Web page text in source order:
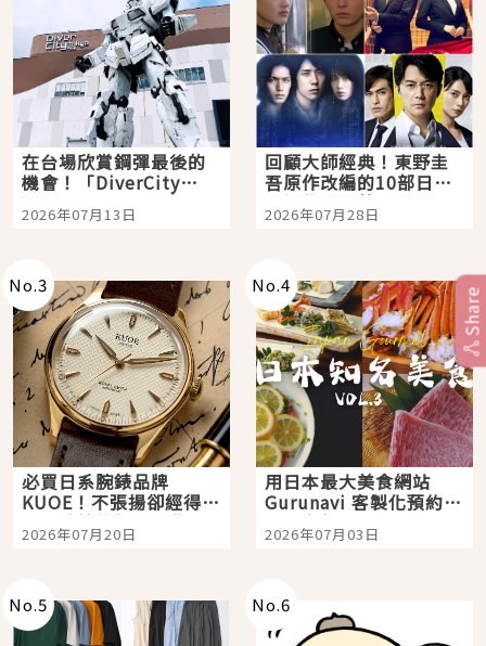
在台場欣賞鋼彈最後的
機會！「DiverCity
Tokyo Plaza」搭船、
購物、美食及夜景，一
2026年07月13日
回顧大師經典！東野圭
吾原作改編的10部日本
影視作品推薦
2026年07月28日
No.3
必買日系腕錶品牌
KUOE！不張揚卻經得起
時間洗鍊的經典之作五
選
2026年07月20日
No.4
用日本最大美食網站
Gurunavi 客製化預約九
大都市餐廳，打造專屬
美食體驗！
2026年07月03日
No.5 No.6
Share